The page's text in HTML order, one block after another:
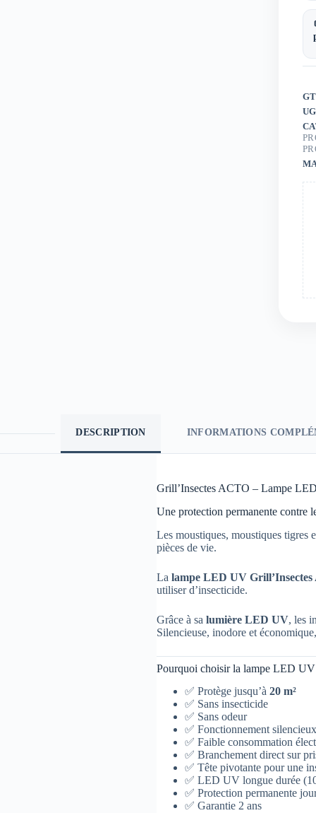
20
DESCRIPTION INFORMATIONS
Grill’Insectes ACTO – Lampe
Une protection permanente contre
Les moustiques, moustiques tigres
pièces de vie.
La lampe LED UV
utiliser d’insecticide.
Grâce à sa lumière LED UV, les
Silencieuse, inodore et
Pourquoi choisir la lampe LED
✅ Protège jusqu’à 20 m²
✅ Sans insecticide
✅ Sans odeur
✅ Fonctionnement silencieux
✅ Faible consommation
✅ Branchement direct sur
✅ Tête pivotante pour une
✅ LED UV longue durée
✅ Protection permanente
✅ Garantie 2 ans